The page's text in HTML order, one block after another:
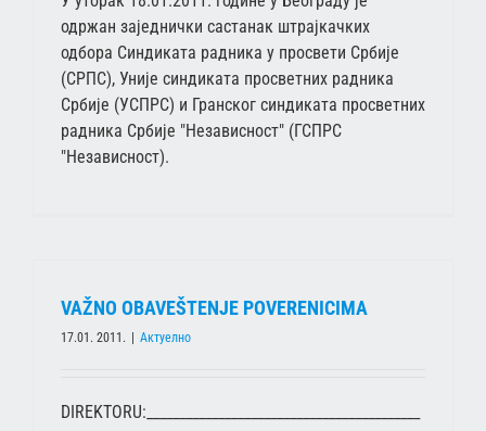
одржан заједнички састанак штрајкачких
одбора Синдиката радника у просвети Србије
(СРПС), Уније синдиката просветних радника
Србије (УСПРС) и Гранског синдиката просветних
радника Србије "Независност" (ГСПРС
"Независност).
VAŽNO OBAVEŠTENJE POVERENICIMA
17.01. 2011. Актуелно
DIREKTORU:__________________________________________